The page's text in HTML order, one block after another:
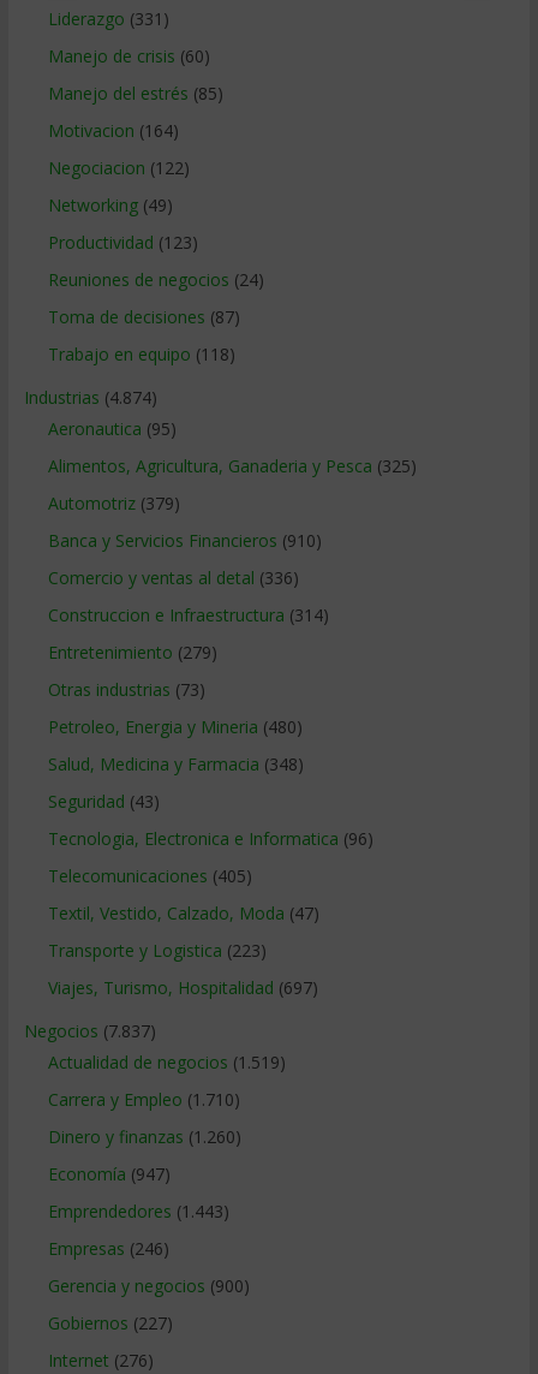
Liderazgo (331)
Manejo de crisis (60)
Manejo del estrés (85)
Motivacion (164)
Negociacion (122)
Networking(49)
Productividad (123)
Reuniones de negocios (24)
Toma de decisiones (87)
Trabajo en equipo (118)
Industrias (4.874)
Aeronautica (95)
Alimentos, Agricultura, Ganaderia y Pesca (325)
Automotriz(379)
Banca y Servicios Financieros (910)
Comercio y ventas al detal (336)
Construccion e Infraestructura (314)
Entretenimiento (279)
Otras industrias (73)
Petroleo, Energia y Mineria (480)
Salud, Medicina y Farmacia (348)
Seguridad (43)
Tecnologia, Electronica e Informatica (96)
Telecomunicaciones (405)
Textil, Vestido, Calzado, Moda (47)
Transporte y Logistica (223)
Viajes, Turismo, Hospitalidad (697)
Negocios (7.837)
Actualidad de negocios (1.519)
Carrera y Empleo (1.710)
Dinero y finanzas (1.260)
Economía (947)
Emprendedores (1.443)
Empresas (246)
Gerencia y negocios (900)
Gobiernos (227)
Internet (276)